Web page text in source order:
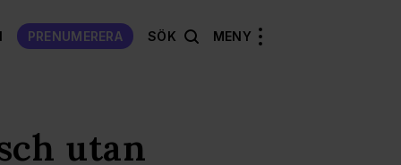
PRENUMERERA SÖK MENY
utan